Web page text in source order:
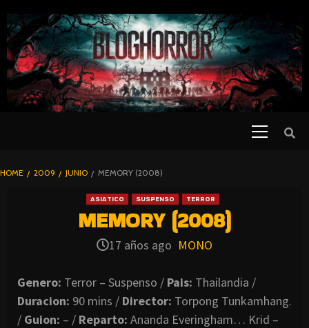
TO
CONTENT
BLOGHORROR
HOME 2009 JUNIO MEMORY (2008)
ASIATICO SUSPENSO TERROR
MEMORY (2008)
17 años ago MONO
Genero: Terror – Suspenso / Pais: Thailandia /
Duracion: 90 mins / Director: Torpong Tunkamhang.
/ Guion: – / Reparto: Ananda Everingham… Krid –